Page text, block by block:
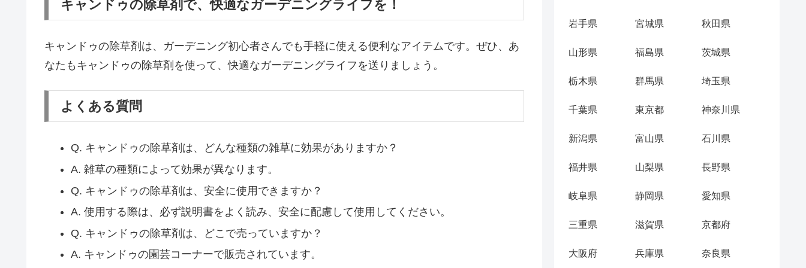
キャンドゥの除草剤で、快適なガーデニングライフを！
キャンドゥの除草剤は、ガーデニング初心者さんでも手軽に使える便利なアイテムです。ぜひ、あ
なたもキャンドゥの除草剤を使って、快適なガーデニングライフを送りましょう。
よくある質問
Q. キャンドゥの除草剤は、どんな種類の雑草に効果がありますか？
A. 雑草の種類によって効果が異なります。
Q. キャンドゥの除草剤は、安全に使用できますか？
A. 使用する際は、必ず説明書をよく読み、安全に配慮して使用してください。
Q. キャンドゥの除草剤は、どこで売っていますか？
A. キャンドゥの園芸コーナーで販売されています。
岩手県 宮城県 秋田県
山形県 福島県 茨城県
栃木県 群馬県 埼玉県
千葉県 東京都 神奈川県
新潟県 富山県 石川県
福井県 山梨県 長野県
岐阜県 静岡県 愛知県
三重県 滋賀県 京都府
大阪府 兵庫県 奈良県